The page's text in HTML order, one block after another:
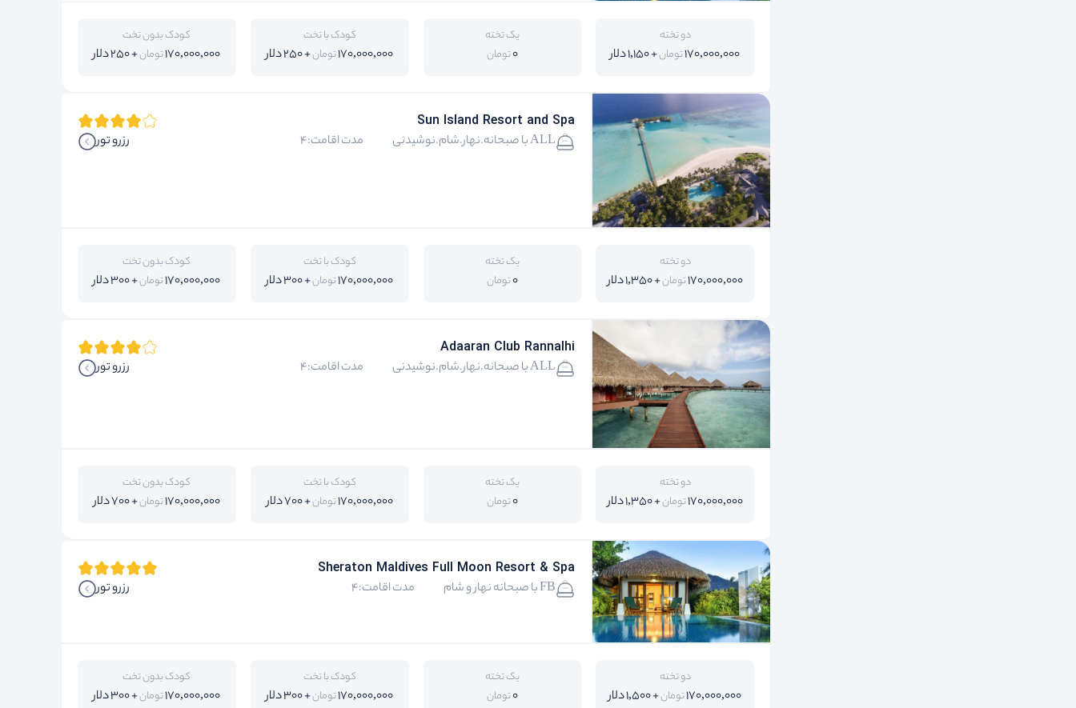
دو تخته
170,000,000تومان+ 1,150 دلار
یک تخته
0تومان
کودک با تخت
170,000,000تومان+ 250 دلار
کودک بدون تخت
170,000,000تومان+ 250 دلار
Sun Island Resort and Spa
ALL با صبحانه.نهار.شام.نوشیدنی مدت اقامت:4 رزرو تور
دو تخته
170,000,000تومان+ 1,350 دلار
یک تخته
0تومان
کودک با تخت
170,000,000تومان+ 300 دلار
کودک بدون تخت
170,000,000تومان+ 300 دلار
Adaaran Club Rannalhi
ALL با صبحانه.نهار.شام.نوشیدنی مدت اقامت:4 رزرو تور
دو تخته
170,000,000تومان+ 1,350 دلار
یک تخته
0تومان
کودک با تخت
170,000,000تومان+ 700 دلار
کودک بدون تخت
170,000,000تومان+ 700 دلار
Sheraton Maldives Full Moon Resort & Spa
FB با صبحانه نهار و شام مدت اقامت:4 رزرو تور
دو تخته
170,000,000تومان+ 1,500 دلار
یک تخته
0تومان
کودک با تخت
170,000,000تومان+ 300 دلار
کودک بدون تخت
170,000,000تومان+ 300 دلار